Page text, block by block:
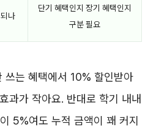
나
단기 혜택인지 장기 혜택인지
구분 필요
쓰는 혜택에서 10% 할인받아
과가 작아요. 반대로 학기 내내
5%여도 누적 금액이 꽤 커지